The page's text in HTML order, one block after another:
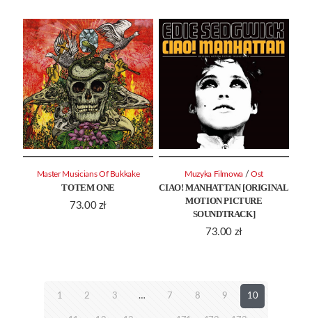
TOTEM ONE
73.00 zł
Master Musicians Of Bukkake
CIAO! MANHATTAN [ORIGINAL
MOTION PICTURE
SOUNDTRACK]
73.00 zł
Muzyka Filmowa / Ost
1 2 3 … 7 8 9 10